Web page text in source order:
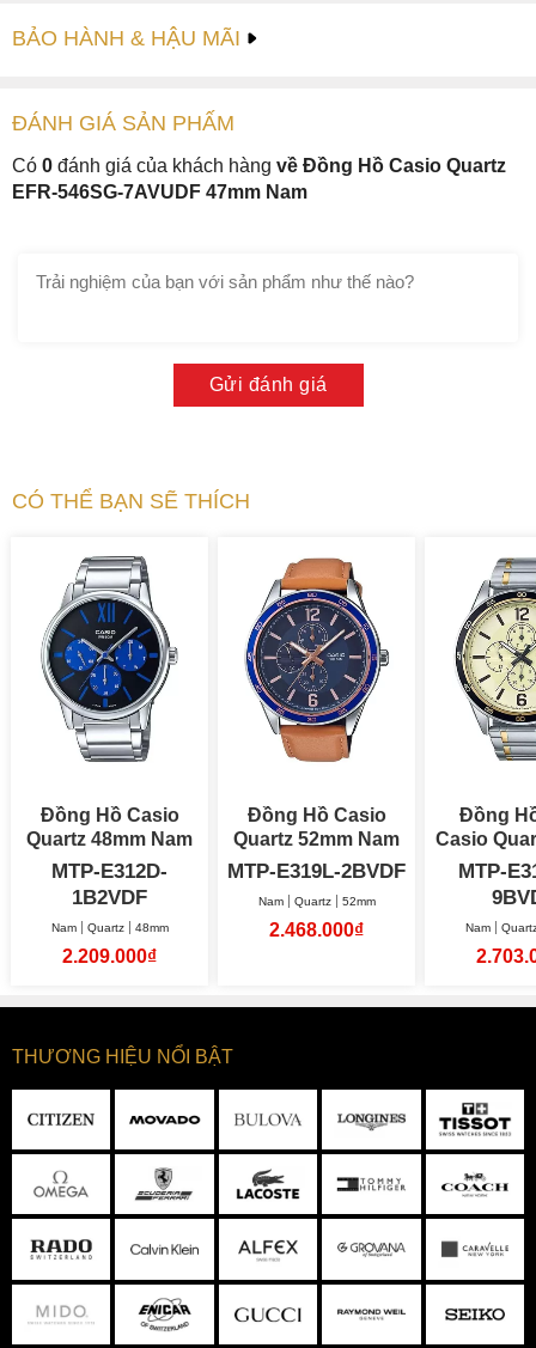
BẢO HÀNH & HẬU MÃI
ĐÁNH GIÁ SẢN PHẤM
Có 0 đánh giá của khách hàng về Đồng Hồ Casio Quartz
EFR-546SG-7AVUDF 47mm Nam
Gửi đánh giá
CÓ THỂ BẠN SẼ THÍCH
Đồng Hồ Casio
Quartz 48mm Nam
MTP-E312D-
1B2VDF
Nam Quartz 48mm
2.209.000₫
Đồng Hồ Casio
Quartz 52mm Nam
MTP-E319L-2BVDF
Nam Quartz 52mm
2.468.000₫
Đồng
MTP-
Nam
THƯƠNG HIỆU NỔI BẬT